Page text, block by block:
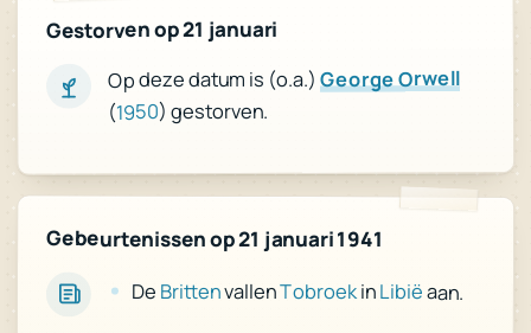
Gestorven op 21 januari
Op deze datum is (o.a.)George Orwell
(1950) gestorven.
Gebeurtenissen op 21 januari 1941
De BrittenvallenTobroekinLibiëaan.